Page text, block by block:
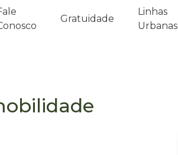
Gratuidade
Linhas
Urbanas